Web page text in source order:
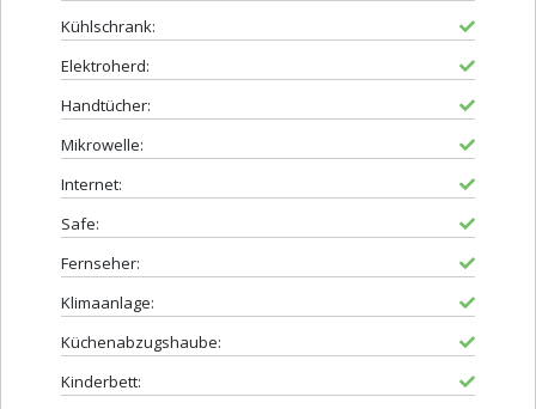
Kühlschrank:
Elektroherd:
Handtücher:
Mikrowelle:
Internet:
Safe:
Fernseher:
Klimaanlage:
Küchenabzugshaube:
Kinderbett: